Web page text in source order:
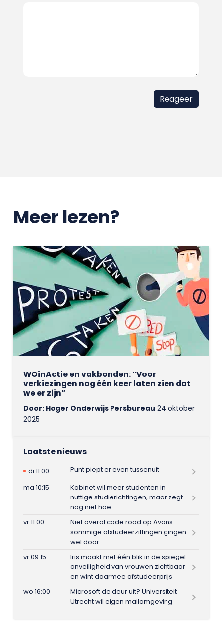
Meer lezen?
WOinActie en vakbonden: “Voor
verkiezingen nog één keer laten zien dat
we er zijn”
Door: Hoger Onderwijs Persbureau 24 oktober
2025
Laatste nieuws
di 11:00
Punt piept er even tussenuit
ma 10:15
Kabinet wil meer studenten in
nuttige studierichtingen, maar zegt
nog niet hoe
vr 11:00
Niet overal code rood op Avans:
sommige afstudeerzittingen gingen
wel door
vr 09:15
Iris maakt met één blik in de spiegel
onveiligheid van vrouwen zichtbaar
en wint daarmee afstudeerprijs
wo 16:00
Microsoft de deur uit? Universiteit
Utrecht wil eigen mailomgeving